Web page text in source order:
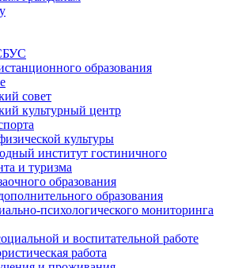
образования
совет
культурный центр
культуры
институт гостиничного
и туризма
образования
образования
психологического мониторинга
и воспитательной работе
работа